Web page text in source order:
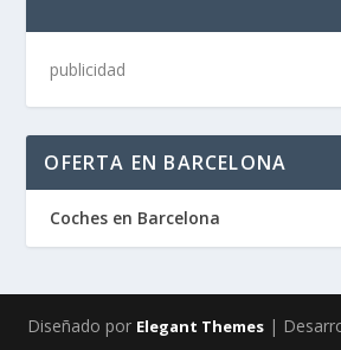
publicidad
OFERTA EN BARCELONA
Coches en Barcelona
Diseñado por Elegant Themes|